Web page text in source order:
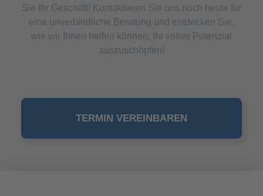
Sie Ihr Geschäft! Kontaktieren Sie uns noch heute für
eine unverbindliche Beratung und entdecken Sie,
wie wir Ihnen helfen können, Ihr volles Potenzial
auszuschöpfen!
TERMIN VEREINBAREN